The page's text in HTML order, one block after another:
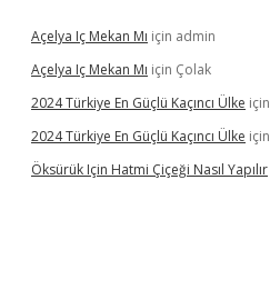
Açelya Iç Mekan Mı için admin
Açelya Iç Mekan Mı için Çolak
2024 Türkiye En Güçlü Kaçıncı Ülke için
2024 Türkiye En Güçlü Kaçıncı Ülke için
Öksürük Için Hatmi Çiçeği Nasıl Yapılır